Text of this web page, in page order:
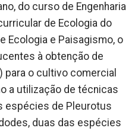
do curso de Engenharia
de Ecologia do
Ecologia e Paisagismo, o
à obtenção de
para o cultivo comercial
a utilização de técnicas
espécies de Pleurotus
duas das espécies